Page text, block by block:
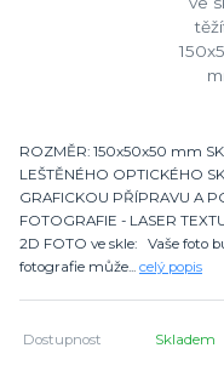
ROZMĚR: 150x50x50 mm
LEŠTĚNÉHO OPTICKÉHO
GRAFICKOU PŘÍPRAVU A
FOTOGRAFIE - LASER
2D FOTO ve skle: Vaše foto
fotografie může... celý popis
Dostupnost Skladem